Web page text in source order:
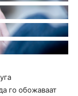
го обожаваат